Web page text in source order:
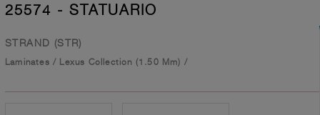
25574 - STATUARIO
STRAND (STR)
Laminates / Lexus Collection (1.50 Mm) /